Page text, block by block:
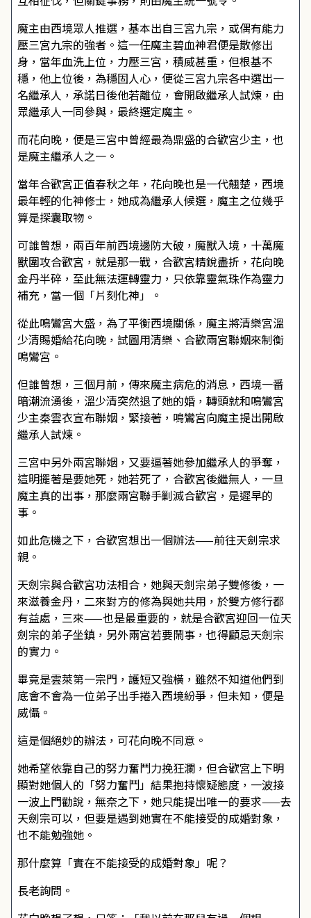
魔主由西境眾人推選，基本出自三宮九宗，或偶有能力
壓三宮九宗的強者。這一任魔主碧血神君便是散修出
身，當年血洗上位，力壓三宮，積威甚重，但根基不
穩，他上位後，為穩固人心，便從三宮九宗各中選出一
名繼承人，承諾日後他若離位，會開啟繼承人試煉，由
眾繼承人一同參與，最終選定魔主。
而花向晚，便是三宮中曾經最為鼎盛的合歡宮少主，也
是魔主繼承人之一。
當年合歡宮正值春秋之年，花向晚也是一代翹楚，西境
最年輕的化神修士，她成為繼承人候選，魔主之位幾乎
算是探囊取物。
可誰曾想，兩百年前西境邊防大破，魔獸入境，十萬魔
獸圍攻合歡宮，就是那一戰，合歡宮精銳盡折，花向晚
金丹半碎，至此無法運轉靈力，只依靠靈氣珠作為靈力
補充，當一個「片刻化神」。
從此鳴鸞宮大盛，為了平衡西境關係，魔主將清樂宮溫
少清賜婚給花向晚，試圖用清樂、合歡兩宮聯姻來制衡
鳴鸞宮。
但誰曾想，三個月前，傳來魔主病危的消息，西境一番
暗潮流湧後，溫少清突然退了她的婚，轉頭就和鳴鸞宮
少主秦雲衣宣布聯姻，緊接著，鳴鸞宮向魔主提出開啟
繼承人試煉。
三宮中另外兩宮聯姻，又要逼著她參加繼承人的爭奪，
這明擺著是要她死，她若死了，合歡宮後繼無人，一旦
魔主真的出事，那麼兩宮聯手剿滅合歡宮，是遲早的
事。
如此危機之下，合歡宮想出一個辦法——前往天劍宗求
親。
天劍宗與合歡宮功法相合，她與天劍宗弟子雙修後，一
來滋養金丹，二來對方的修為與她共用，於雙方修行都
有益處，三來——也是最重要的，就是合歡宮迎回一位天
劍宗的弟子坐鎮，另外兩宮若要鬧事，也得顧忌天劍宗
的實力。
畢竟是雲萊第一宗門，護短又強橫，雖然不知道他們到
底會不會為一位弟子出手捲入西境紛爭，但未知，便是
威懾。
這是個絕妙的辦法，可花向晚不同意。
她希望依靠自己的努力奮鬥力挽狂瀾，但合歡宮上下明
顯對她個人的「努力奮鬥」結果抱持懷疑態度，一波接
一波上門勸說，無奈之下，她只能提出唯一的要求——去
天劍宗可以，但要是遇到她實在不能接受的成婚對象，
也不能勉強她。
那什麼算「實在不能接受的成婚對象」呢？
長老詢問。